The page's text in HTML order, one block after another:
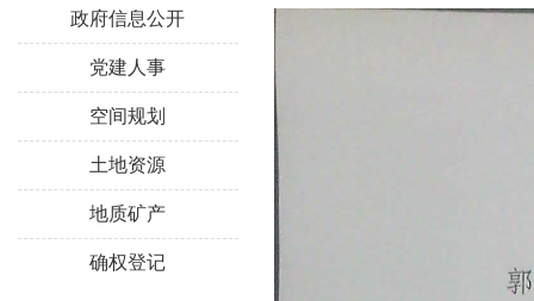
政府信息公开
党建人事
空间规划
土地资源
地质矿产
确权登记